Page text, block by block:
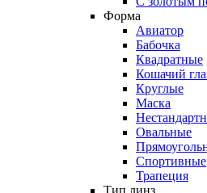
Форма
Авиатор
Бабочка
Квадратные
Кошачий
Круглые
Маска
Овальные
Спортивные
Трапеция
Тип линз